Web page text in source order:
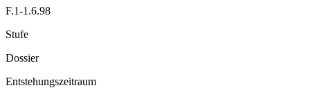
F.1-1.6.98
Stufe
Dossier
Entstehungszeitraum